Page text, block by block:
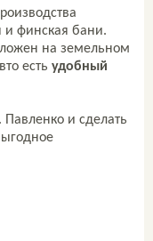
и финская бани.
на земельном
есть удобный
Павленко и сделать